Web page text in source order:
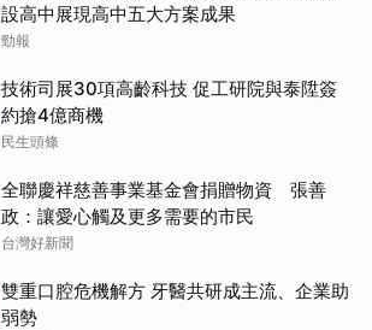
設高中展現高中五大方案成果
勁報
技術司展30項高齡科技 促工研院與泰陞簽
約搶4億商機
民生頭條
全聯慶祥慈善事業基金會捐贈物資 張善
政：讓愛心觸及更多需要的市民
台灣好新聞
雙重口腔危機解方 牙醫共研成主流、企業助
弱勢